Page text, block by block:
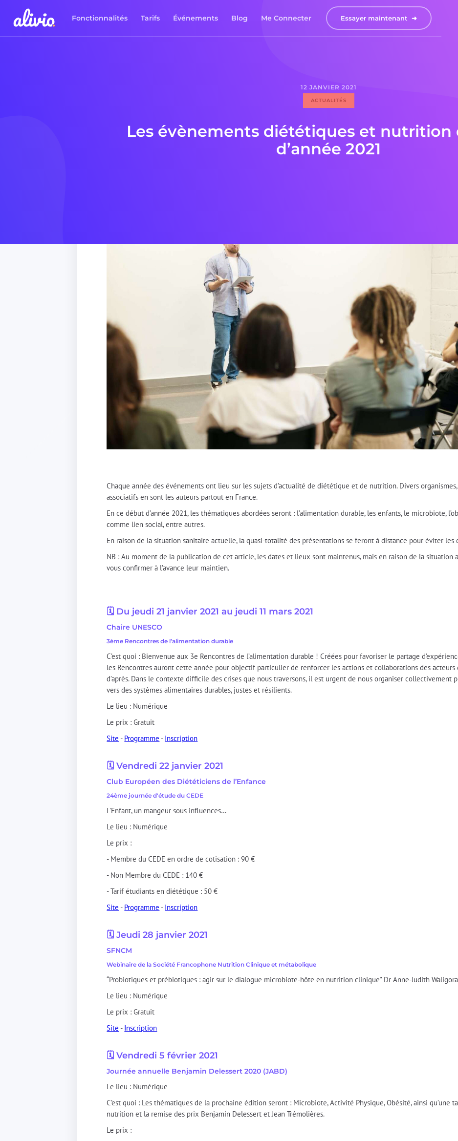
Fonctionnalités Tarifs Événements Blog Me Connecter Essayer maintenant  ➜
12 JANVIER 2021
ACTUALITÉS
Les évènements diététiques et nutrition
d’année 2021
Chaque année des événements ont lieu sur les sujets d’actualité de diététique et de nutrition. Divers
associatifs en sont les auteurs partout en France.
En ce début d’année 2021, les thématiques abordées seront : l’alimentation durable, les enfants, le microbiote,
comme lien social, entre autres.
En raison de la situation sanitaire actuelle, la quasi-totalité des présentations se feront à distance pour éviter les
NB : Au moment de la publication de cet article, les dates et lieux sont maintenus, mais en raison de la situation
vous confirmer à l’avance leur maintien.
🗓️ Du jeudi 21 janvier 2021 au jeudi 11 mars 2021
Chaire UNESCO
3ème Rencontres de l’alimentation durable
C’est quoi : Bienvenue aux 3e Rencontres de l’alimentation durable ! Créées pour favoriser le partage
les Rencontres auront cette année pour objectif particulier de renforcer les actions et collaborations des
d’après. Dans le contexte difficile des crises que nous traversons, il est urgent de nous organiser collectivement
vers des systèmes alimentaires durables, justes et résilients.
Le lieu : Numérique
Le prix : Gratuit
Site - Programme - Inscription
🗓️ Vendredi 22 janvier 2021
Club Européen des Diététiciens de l’Enfance
24ème journée d'étude du CEDE
L'Enfant, un mangeur sous influences…
Le lieu : Numérique
Le prix :
- Membre du CEDE en ordre de cotisation : 90 €
- Non Membre du CEDE : 140 €
- Tarif étudiants en diététique : 50 €
Site - Programme - Inscription
🗓️ Jeudi 28 janvier 2021
SFNCM
Webinaire de la Société Francophone Nutrition Clinique et métabolique
“Probiotiques et prébiotiques : agir sur le dialogue microbiote-hôte en nutrition clinique" Dr Anne-Judith
Le lieu : Numérique
Le prix : Gratuit
Site - Inscription
🗓️ Vendredi 5 février 2021
Journée annuelle Benjamin Delessert 2020 (JABD)
Le lieu : Numérique
C’est quoi : Les thématiques de la prochaine édition seront : Microbiote, Activité Physique, Obésité, ainsi qu’une
nutrition et la remise des prix Benjamin Delessert et Jean Trémolières.
Le prix :